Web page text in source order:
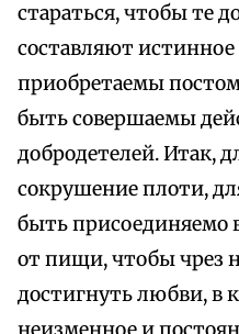
стараться, чтобы те
составляют
приобретаемы
быть совершаемы
добродетелей. Итак,
сокрушение плоти,
быть присоединяемо
от пищи, чтобы чрез
достигнуть любви, в